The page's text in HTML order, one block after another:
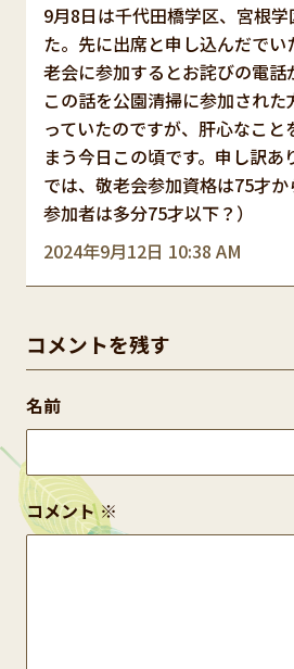
2024年9月12日 10:38 AM
9月8日は千代田橋学区、宮根
た。先に出席と申し込んだで
老会に参加するとお詫びの電話
この話を公園清掃に参加され
っていたのですが、肝心なこと
まう今日この頃です。申し訳
では、敬老会参加資格は75才
参加者は多分75才以下？）
コメントを残す
コメント※
名前